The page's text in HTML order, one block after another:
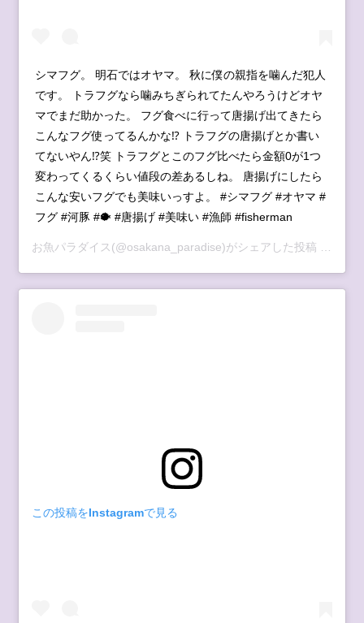
シマフグ。 明石ではオヤマ。 秋に僕の親指を噛んだ犯人
です。 トラフグなら噛みちぎられてたんやろうけどオヤ
マでまだ助かった。 フグ食べに行って唐揚げ出てきたら
こんなフグ使ってるんかな⁉︎ トラフグの唐揚げとか書い
てないやん⁉︎笑 トラフグとこのフグ比べたら金額0が1つ
変わってくるくらい値段の差あるしね。 唐揚げにしたら
こんな安いフグでも美味いっすよ。 #シマフグ #オヤマ #
フグ #河豚 #🐡 #唐揚げ #美味い #漁師 #fisherman
お魚パラダイス (@osakana_paradise)がシェアした投稿 -
この投稿をInstagramで見る